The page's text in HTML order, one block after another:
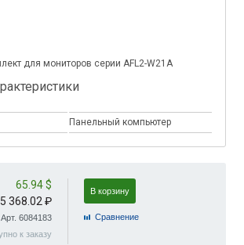
для мониторов серии AFL2-W21A
Панельный компьютер
65.94 $
5 368.02 ₽
Арт. 6084183
к заказу
В корзину
Cравнение